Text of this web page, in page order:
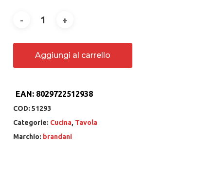
Aggiungi al carrello
EAN: 8029722512938
COD: 51293
Categorie: Cucina, Tavola
Marchio: brandani